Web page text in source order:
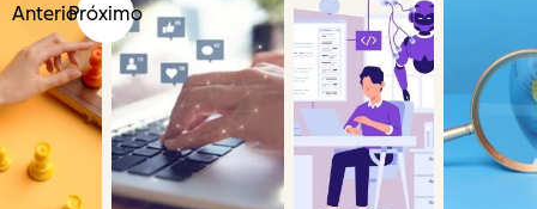
AnteriorPróximo